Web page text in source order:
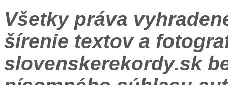
Všetky práva
šírenie textov a
slovenskerekordy.sk